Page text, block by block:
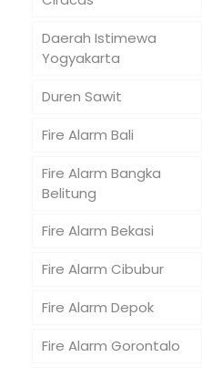
Daerah Istimewa
Yogyakarta
Duren Sawit
Fire Alarm Bali
Fire Alarm Bangka
Belitung
Fire Alarm Bekasi
Fire Alarm Cibubur
Fire Alarm Depok
Fire Alarm Gorontalo